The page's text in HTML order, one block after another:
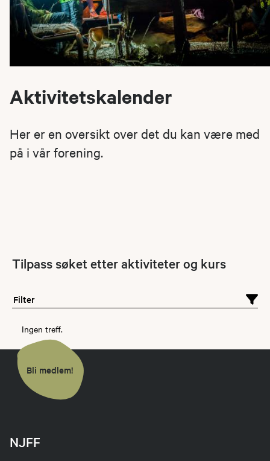
Aktivitetskalender
Her er en oversikt over det du kan være med
på i vår forening.
Tilpass søket etter aktiviteter og kurs
Filter
Ingen treff.
Bli medlem!
NJFF